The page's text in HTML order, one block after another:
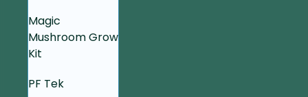
Magic
Mushroom Grow
Kit
PF Tek